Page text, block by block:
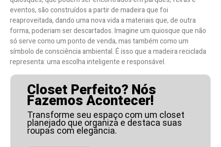
eventos, são construídos a partir de madeira que foi
reaproveitada, dando uma nova vida a materiais que, de outra
forma, poderiam ser descartados. Imagine um quiosque que não
só serve como um ponto de venda, mas também como um
símbolo de consciência ambiental. É isso que a madeira reciclada
representa: uma escolha inteligente e responsável.
Closet Perfeito? Nós
Fazemos Acontecer!
Transforme seu espaço com um closet
planejado que organiza e destaca suas
roupas com elegância.